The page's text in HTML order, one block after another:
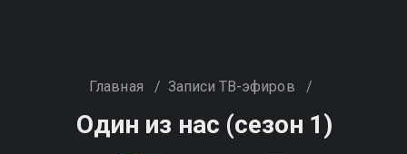
Главная / Записи ТВ-эфиров /
Один из нас (сезон 1)